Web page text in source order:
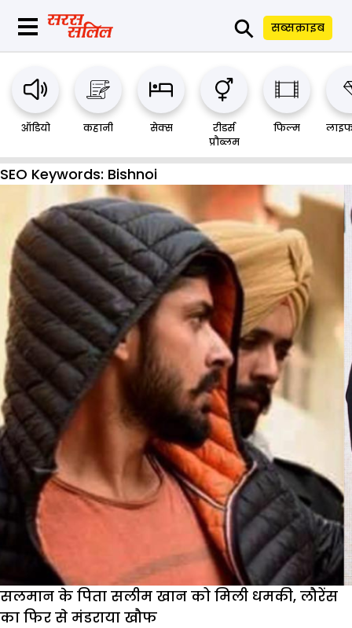
⚲ सब्सक्राइब
ऑडियो कहानी सेक्स
रीडर्स
प्रौब्लम
फिल्म
SEO Keywords: Bishnoi
सलमान के पिता सलीम खान को मिली धमकी, लौरेंस
का फिर से मंडराया खौफ